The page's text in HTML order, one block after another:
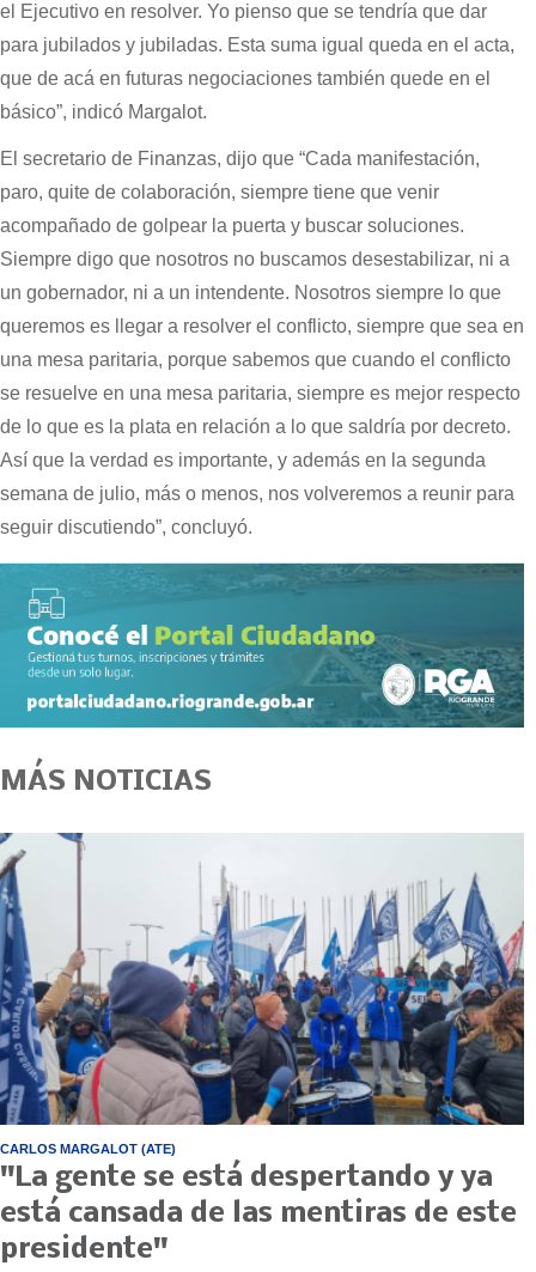
el Ejecutivo en resolver. Yo pienso que se tendría que dar
para jubilados y jubiladas. Esta suma igual queda en el acta,
que de acá en futuras negociaciones también quede en el
básico”, indicó Margalot.
El secretario de Finanzas, dijo que “Cada manifestación,
paro, quite de colaboración, siempre tiene que venir
acompañado de golpear la puerta y buscar soluciones.
Siempre digo que nosotros no buscamos desestabilizar, ni a
un gobernador, ni a un intendente. Nosotros siempre lo que
queremos es llegar a resolver el conflicto, siempre que sea en
una mesa paritaria, porque sabemos que cuando el conflicto
se resuelve en una mesa paritaria, siempre es mejor respecto
de lo que es la plata en relación a lo que saldría por decreto.
Así que la verdad es importante, y además en la segunda
semana de julio, más o menos, nos volveremos a reunir para
seguir discutiendo”, concluyó.
MÁS NOTICIAS
CARLOS MARGALOT (ATE)
"La gente se está despertando y ya
está cansada de las mentiras de este
presidente"